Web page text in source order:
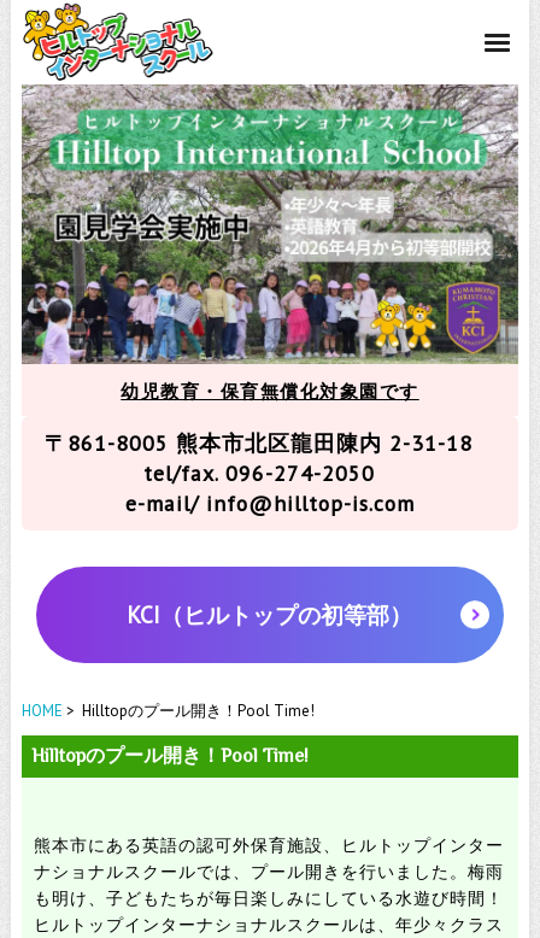
幼児教育・保育無償化対象園です
〒861-8005 熊本市北区龍田陳内 2-31-18
tel/fax. 096-274-2050
e-mail/ info@hilltop-is.com
KCI（ヒルトップの初等部）
HOME > Hilltopのプール開き！Pool Time!
Hilltopのプール開き！Pool Time!
熊本市にある英語の認可外保育施設、ヒルトップインター
ナショナルスクールでは、 プール開きを行いました。 梅雨
も明け、子どもたちが毎日楽しみにしている水遊び時間！
ヒルトップインターナショナルスクールは、年少々クラス